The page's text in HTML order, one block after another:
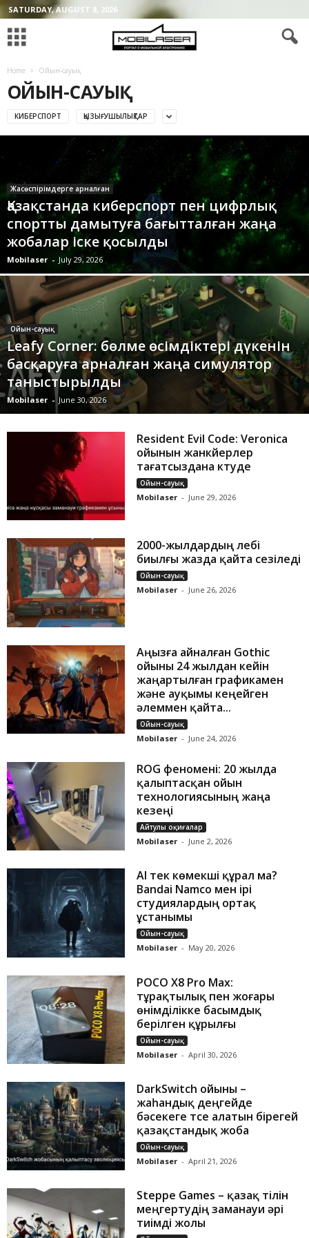
SATURDAY, AUGUST 8, 2026
Home Ойын-сауық
ОЙЫН-САУЫҚ
КИБЕРСПОРТ ҚЫЗЫҒУШЫЛЫҚТАР
Жасөспірімдерге арналған
Қазақстанда киберспорт пен цифрлық
спортты дамытуға бағытталған жаңа
жобалар іске қосылды
Mobilaser - July 29, 2026
Ойын-сауық
Leafy Corner: бөлме өсімдіктері дүкенін
басқаруға арналған жаңа симулятор
таныстырылды
Mobilaser - June 30, 2026
Resident Evil Code: Veronica
ойынын жанкүйерлер
тағатсыздана күтуде
Ойын-сауық
Mobilaser - June 29, 2026
2000-жылдардың лебі
биылғы жазда қайта сезіледі
Ойын-сауық
Mobilaser - June 26, 2026
Аңызға айналған Gothic
ойыны 24 жылдан кейін
жаңартылған графикамен
және ауқымы кеңейген
әлеммен қайта...
Ойын-сауық
Mobilaser - June 24, 2026
ROG феномені: 20 жылда
қалыптасқан ойын
технологиясының жаңа
кезеңі
Айтулы оқиғалар
Mobilaser - June 2, 2026
AI тек көмекші құрал ма?
Bandai Namco мен ірі
студиялардың ортақ
ұстанымы
Ойын-сауық
Mobilaser - May 20, 2026
POCO X8 Pro Max:
тұрақтылық пен жоғары
өнімділікке басымдық
берілген құрылғы
Ойын-сауық
Mobilaser - April 30, 2026
DarkSwitch ойыны –
жаһандық деңгейде
бәсекеге түсе алатын бірегей
қазақстандық жоба
Ойын-сауық
Mobilaser - April 21, 2026
Steppe Games – қазақ тілін
меңгертудің заманауи әрі
тиімді жолы